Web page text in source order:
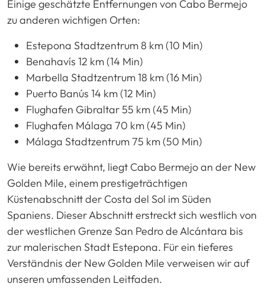
Einige geschätzte Entfernungen von Cabo Bermejo
zu anderen wichtigen Orten:
Estepona Stadtzentrum 8 km (10 Min)
Benahavís 12 km (14 Min)
Marbella Stadtzentrum 18 km (16 Min)
Puerto Banús 14 km (12 Min)
Flughafen Gibraltar 55 km (45 Min)
Flughafen Málaga 70 km (45 Min)
Málaga Stadtzentrum 75 km (50 Min)
Wie bereits erwähnt, liegt Cabo Bermejo an der New
Golden Mile, einem prestigeträchtigen
Küstenabschnitt der Costa del Sol im Süden
Spaniens. Dieser Abschnitt erstreckt sich westlich von
der westlichen Grenze San Pedro de Alcántara bis
zur malerischen Stadt Estepona. Für ein tieferes
Verständnis der New Golden Mile verweisen wir auf
unseren umfassenden Leitfaden.